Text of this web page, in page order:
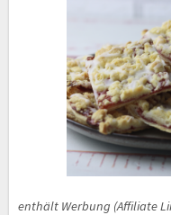
enthält Werbung (Affiliate